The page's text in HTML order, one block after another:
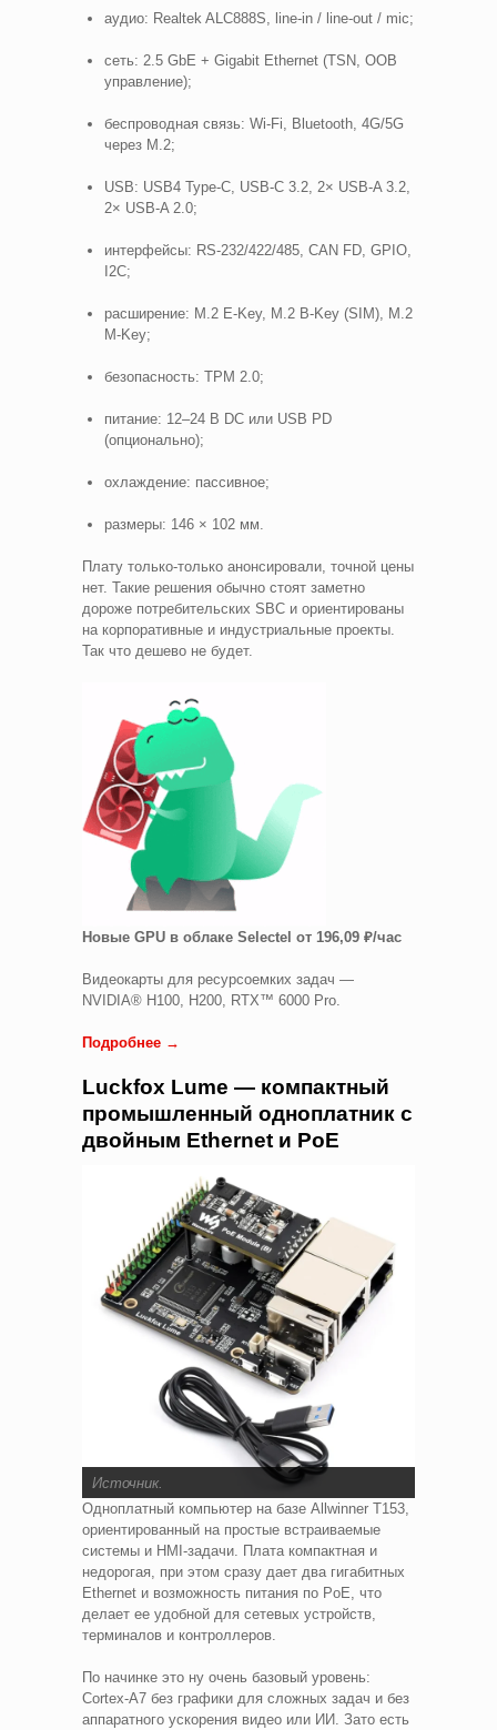
аудио: Realtek ALC888S, line-in / line-out / mic;
сеть: 2.5 GbE + Gigabit Ethernet (TSN, OOB
управление);
беспроводная связь: Wi-Fi, Bluetooth, 4G/5G
через M.2;
USB: USB4 Type-C, USB-C 3.2, 2× USB-A 3.2,
2× USB-A 2.0;
интерфейсы: RS-232/422/485, CAN FD, GPIO,
I2C;
расширение: M.2 E-Key, M.2 B-Key (SIM), M.2
M-Key;
безопасность: TPM 2.0;
питание: 12–24 В DC или USB PD
(опционально);
охлаждение: пассивное;
размеры: 146 × 102 мм.
Плату только-только анонсировали, точной цены
нет. Такие решения обычно стоят заметно
дороже потребительских SBC и ориентированы
на корпоративные и индустриальные проекты.
Так что дешево не будет.
Новые GPU в облаке Selectel от 196,09 ₽/час
Видеокарты для ресурсоемких задач —
NVIDIA® H100, H200, RTX™ 6000 Pro.
Подробнее →
Luckfox Lume — компактный
промышленный одноплатник с
двойным Ethernet и PoE
Источник.
Одноплатный компьютер на базе Allwinner T153,
ориентированный на простые встраиваемые
системы и HMI-задачи. Плата компактная и
недорогая, при этом сразу дает два гигабитных
Ethernet и возможность питания по PoE, что
делает ее удобной для сетевых устройств,
терминалов и контроллеров.
По начинке это ну очень базовый уровень:
Cortex-A7 без графики для сложных задач и без
аппаратного ускорения видео или ИИ. Зато есть